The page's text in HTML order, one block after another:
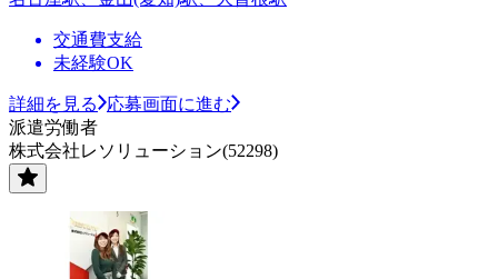
交通費支給
未経験OK
詳細を見る
応募画面に進む
派遣労働者
株式会社レソリューション(52298)